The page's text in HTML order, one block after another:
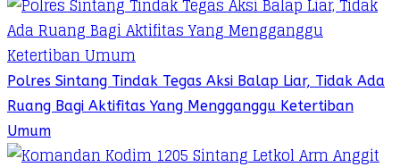
Polres Sintang Tindak Tegas Aksi Balap Liar, Tidak Ada
Ruang Bagi Aktifitas Yang Mengganggu Ketertiban
Umum